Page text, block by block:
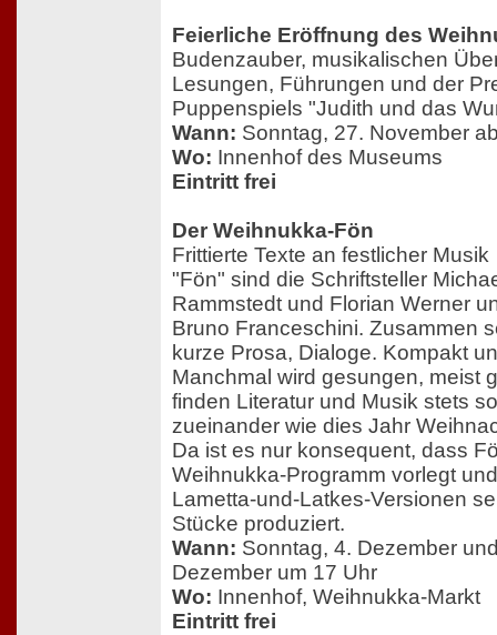
Feierliche Eröffnung des
Budenzauber, musikalischen
Lesungen, Führungen und der
Puppenspiels "Judith und das
Wann: Sonntag, 27. November
Wo: Innenhof des Museums
Eintritt frei
Der Weihnukka-Fön
Frittierte Texte an festlicher Musik
"Fön" sind die Schriftsteller
Rammstedt und Florian Werner
Bruno Franceschini. Zusammen
kurze Prosa, Dialoge. Kompakt
Manchmal wird gesungen, meist
finden Literatur und Musik stets
zueinander wie dies Jahr
Da ist es nur konsequent, dass
Weihnukka-Programm vorlegt
Lametta-und-Latkes-Versionen
Stücke produziert.
Wann: Sonntag, 4. Dezember
Dezember um 17 Uhr
Wo: Innenhof, Weihnukka-Markt
Eintritt frei